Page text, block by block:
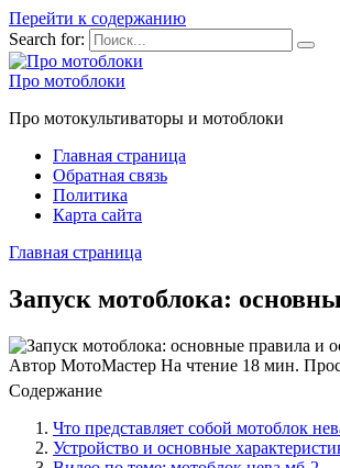
Перейти к содержанию
Search for:
Про мотоблоки
Про мотокультиваторы и мотоблоки
Главная страница
Обратная связь
Политика
Карта сайта
Главная страница
Запуск мотоблока:
Автор МотоМастер На чтение 18 мин.
Содержание
Что представляет собой мотоблок
Устройство и основные